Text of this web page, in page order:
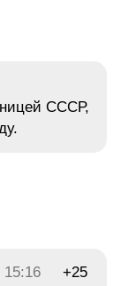
СССР,
15:16 +25